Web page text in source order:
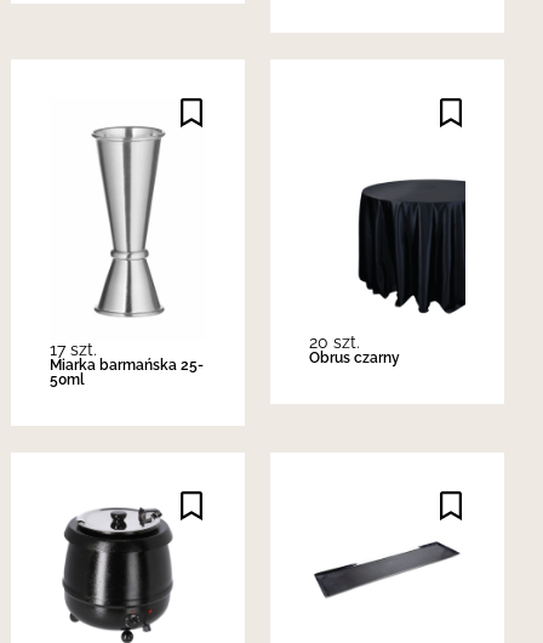
17 szt.
Miarka barmańska 25-
50ml
20 szt.
Obrus czarny